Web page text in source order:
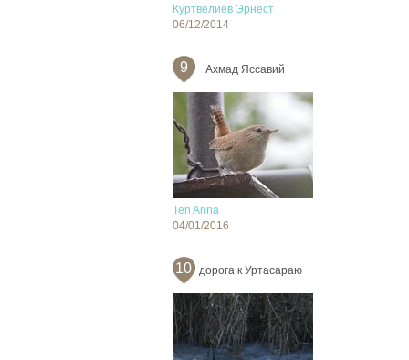
Куртвелиев Эрнест
06/12/2014
9 Ахмад Яссавий
Ten Anna
04/01/2016
10 дорога к Уртасараю